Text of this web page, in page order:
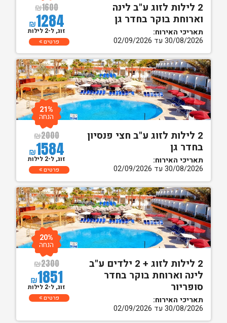
2 לילות לזוג ע"ב לינה
וארוחת בוקר בחדר גן
תאריכי האירוח:
30/08/2026 עד 02/09/2026
₪1600
₪1284
זוג, ל-2 לילות
פרטים
2 לילות לזוג ע"ב חצי פנסיון
בחדר גן
תאריכי האירוח:
30/08/2026 עד 02/09/2026
₪2000
₪1584
21%
הנחה
זוג, ל-2 לילות
פרטים
2 לילות לזוג + 2 ילדים ע"ב
לינה וארוחת בוקר בחדר
סופריור
תאריכי האירוח:
30/08/2026 עד 02/09/2026
₪2300
₪1851
20%
הנחה
זוג, ל-2 לילות
פרטים